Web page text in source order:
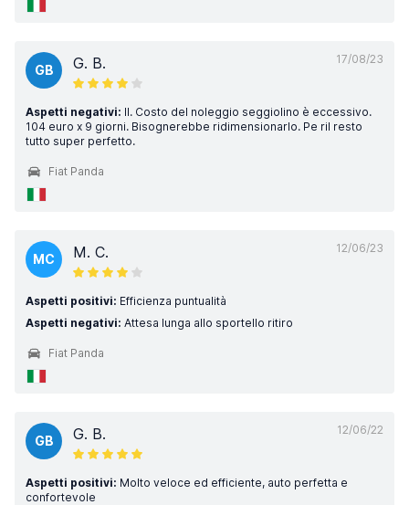
17/08/23
GB G. B.
Aspetti negativi: Il. Costo del noleggio seggiolino è eccessivo.
104 euro x 9 giorni. Bisognerebbe ridimensionarlo. Pe ril resto
tutto super perfetto.
Fiat Panda
12/06/23
MC M. C.
Aspetti positivi: Efficienza puntualità
Aspetti negativi: Attesa lunga allo sportello ritiro
Fiat Panda
12/06/22
GB G. B.
Aspetti positivi: Molto veloce ed efficiente, auto perfetta e
confortevole